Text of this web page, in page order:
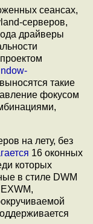
сеансах,
серверов,
драйверы
такие
фокусом
на лету, без
16 оконных
которых
в стиле DWM